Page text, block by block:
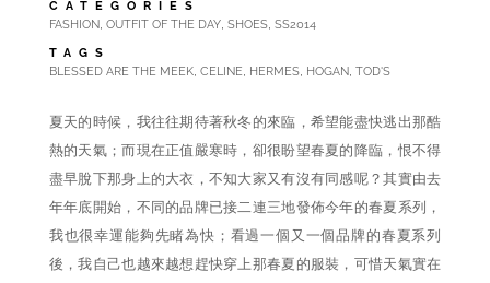
CATEGORIES
FASHION, OUTFIT OF THE DAY, SHOES, SS2014
TAGS
BLESSED ARE THE MEEK, CELINE, HERMES, HOGAN, TOD'S
夏天的時候，我往往期待著秋冬的來臨，希望能盡快逃出那酷
熱的天氣；而現在正值嚴寒時，卻很盼望春夏的降臨，恨不得
盡早脫下那身上的大衣，不知大家又有沒有同感呢？其實由去
年年底開始，不同的品牌已接二連三地發佈今年的春夏系列，
我也很幸運能夠先睹為快；看過一個又一個品牌的春夏系列
後，我自己也越來越想趕快穿上那春夏的服裝，可惜天氣實在